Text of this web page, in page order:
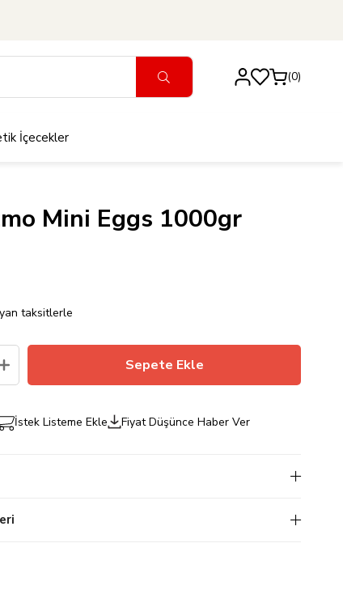
0
İçecekler
Mini Eggs 1000gr
taksitlerle
İstek Listeme Ekle Fiyat Düşünce Haber Ver